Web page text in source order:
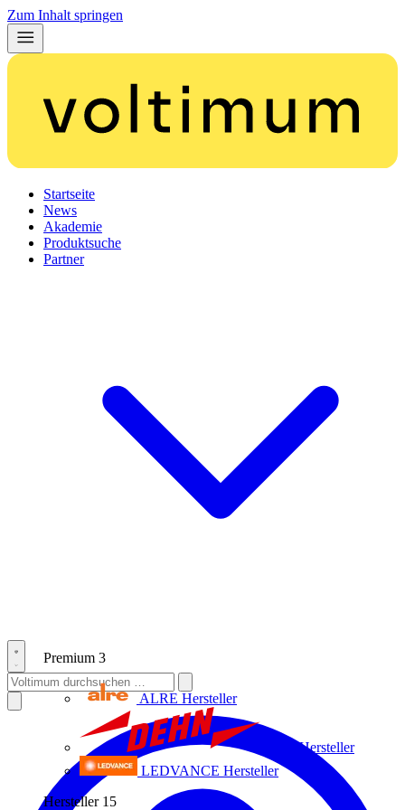
Zum Inhalt springen
Startseite
News
Akademie
Produktsuche
Partner
Premium 3
ALRE Hersteller
Hersteller
LEDVANCE Hersteller
Hersteller 15